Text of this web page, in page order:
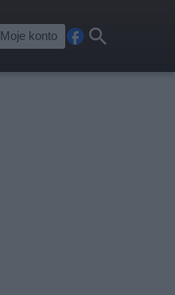
Moje konto
cebkaj